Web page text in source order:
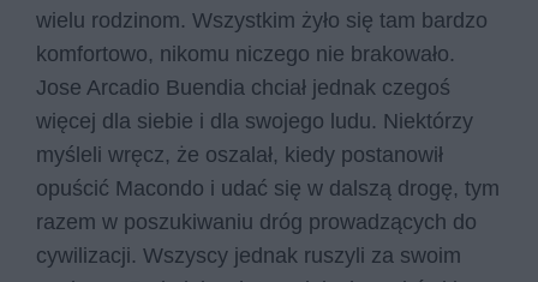
wielu rodzinom. Wszystkim żyło się tam bardzo
komfortowo, nikomu niczego nie brakowało.
Jose Arcadio Buendia chciał jednak czegoś
więcej dla siebie i dla swojego ludu. Niektórzy
myśleli wręcz, że oszalał, kiedy postanowił
opuścić Macondo i udać się w dalszą drogę, tym
razem w poszukiwaniu dróg prowadzących do
cywilizacji. Wszyscy jednak ruszyli za swoim